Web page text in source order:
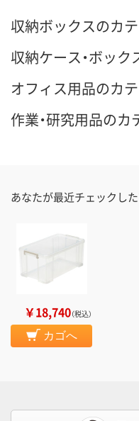
収納ボックスのカ
収納ケース・ボッ
オフィス用品のカ
作業・研究用品のカ
あなたが最近チェックし
￥18,740（税込）
カゴへ